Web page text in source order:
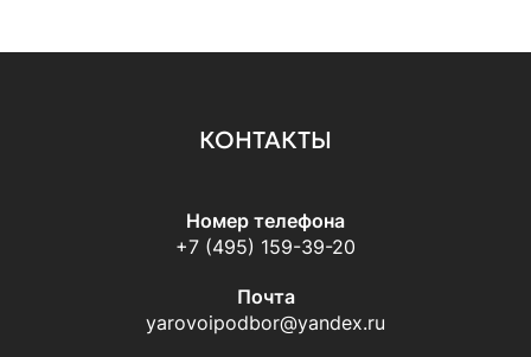
КОНТАКТЫ
Номер телефона
+7 (495) 159-39-20
Почта
yarovoipodbor@yandex.ru